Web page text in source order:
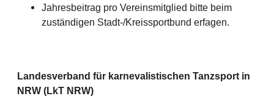
Jahresbeitrag pro Vereinsmitglied bitte beim
zuständigen Stadt-/Kreissportbund erfagen.
Landesverband für karnevalistischen Tanzsport in
NRW (LkT NRW)